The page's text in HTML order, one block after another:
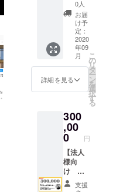
2021年
3月まで
とさせ
て頂き
ます。
gramに
てプロ
ジェク
ト協賛
企業と
して企
業広告
を掲載
させて
頂きま
③YTS
主催の
スポー
ツ大会
のパン
フレッ
トに企
業名・
ロゴ名
クリー
ン、プ
ロジェ
クタ設
置プラ
ン】 保
育園
様、幼
稚園
様、学
者様を
対象に
オンラ
イン
レッス
ン時に
必要な
スク
リー
0人
お届
け予
定：
2020
年09
月
詳細を見る
こ
の
リ
タ
ー
ン
を
選
択
す
る
300
,00
0 円
【法人
様向
け 企
業名掲
載プラ
支援